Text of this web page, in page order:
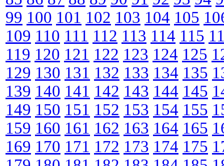
99 100 101 102 103 104 105
109 110 111 112 113 114 115
119 120 121 122 123 124 125
129 130 131 132 133 134 135
139 140 141 142 143 144 145
149 150 151 152 153 154 155
159 160 161 162 163 164 165
169 170 171 172 173 174 175